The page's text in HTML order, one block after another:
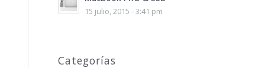
15 julio, 2015 - 3:41 pm
Categorías